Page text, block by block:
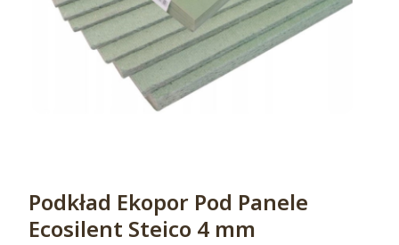
Podkład Ekopor Pod Panele
Ecosilent Steico 4 mm